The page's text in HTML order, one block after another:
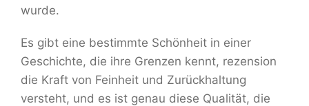
wurde.
Es gibt eine bestimmte Schönheit in einer
Geschichte, die ihre Grenzen kennt, rezension
die Kraft von Feinheit und Zurückhaltung
versteht, und es ist genau diese Qualität, die